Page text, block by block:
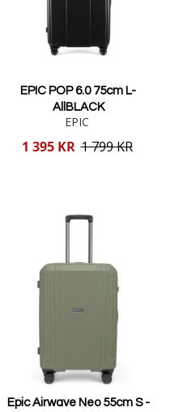
EPIC POP 6.0 75cm L-
AllBLACK
EPIC
Reducerat
1 395 KR 1 799 KR
Epic Airwave Neo 55cm S -